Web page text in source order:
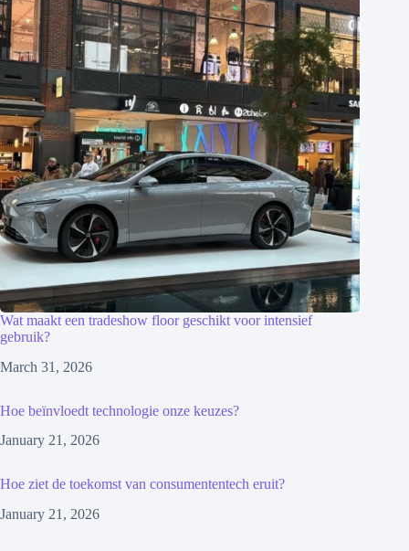
Wat maakt een tradeshow floor geschikt voor intensief
gebruik?
March 31, 2026
Hoe beïnvloedt technologie onze keuzes?
January 21, 2026
Hoe ziet de toekomst van consumententech eruit?
January 21, 2026